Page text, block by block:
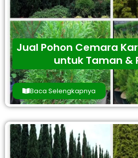
Jual Pohon Cemara
untuk Taman &
Baca Selengkapnya